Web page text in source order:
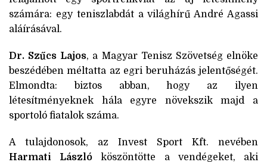
számára: egy teniszlabdát a világhírű André Agassi
aláírásával.
Dr. Szűcs Lajos, a Magyar Tenisz Szövetség elnöke
beszédében méltatta az egri beruházás jelentőségét.
Elmondta: biztos abban, hogy az ilyen
létesítményeknek hála egyre növekszik majd a
sportoló fiatalok száma.
A tulajdonosok, az Invest Sport Kft. nevében
Harmati László köszöntötte a vendégeket, aki